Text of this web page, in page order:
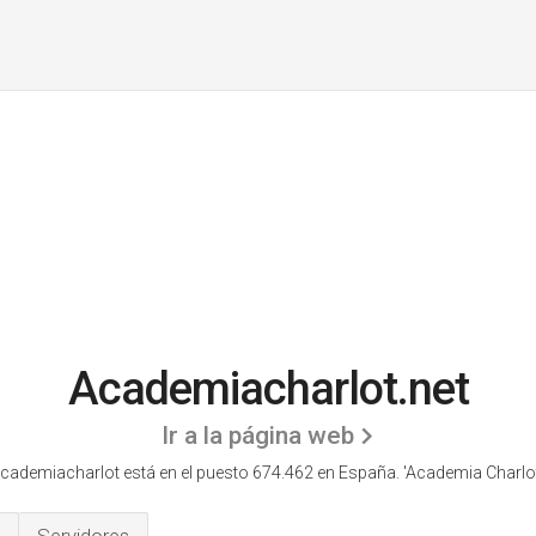
Academiacharlot.net
Ir a la página web
está en el puesto 674.462 en España. 'Academia